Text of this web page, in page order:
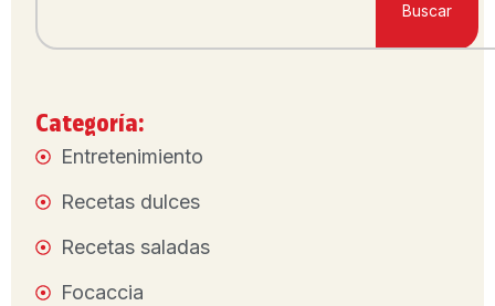
Buscar
Categoría:
Entretenimiento
Recetas dulces
Recetas saladas
Focaccia